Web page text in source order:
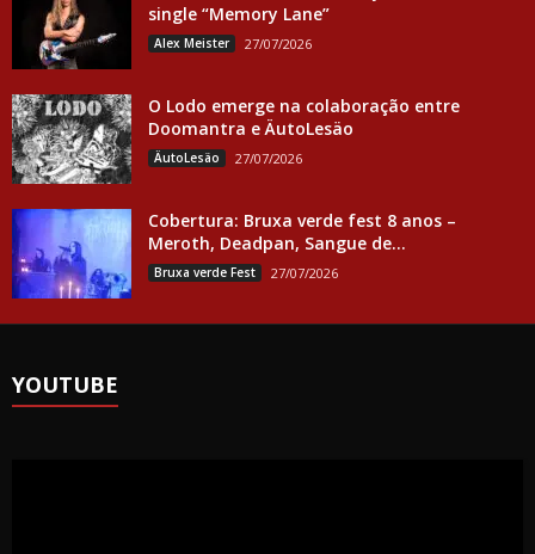
single “Memory Lane”
Alex Meister 27/07/2026
O Lodo emerge na colaboração entre
Doomantra e ÄutoLesäo
ÄutoLesäo 27/07/2026
Cobertura: Bruxa verde fest 8 anos –
Meroth, Deadpan, Sangue de...
Bruxa verde Fest 27/07/2026
YOUTUBE